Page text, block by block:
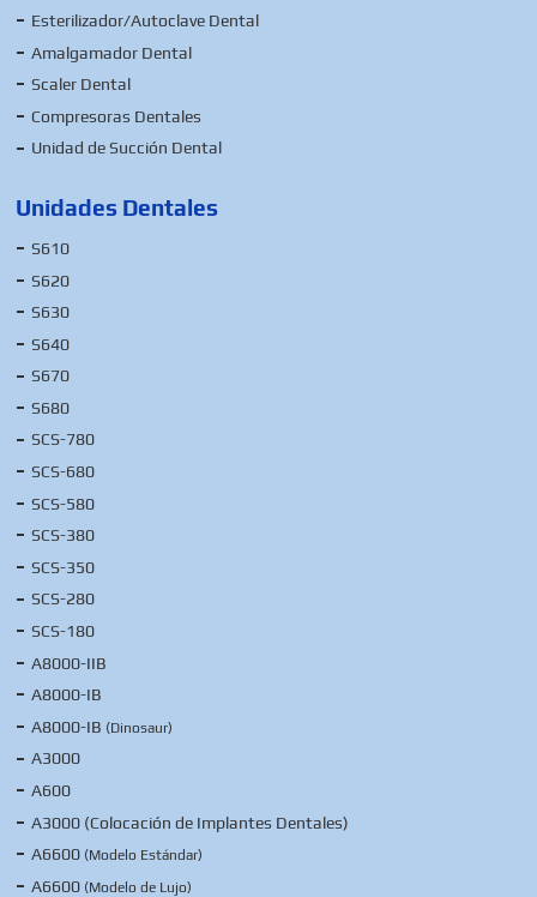
Esterilizador/Autoclave Dental
Amalgamador Dental
Scaler Dental
Compresoras Dentales
Unidad de Succión Dental
Unidades Dentales
S610
S620
S630
S640
S670
S680
SCS-780
SCS-680
SCS-580
SCS-380
SCS-350
SCS-280
SCS-180
A8000-IIB
A8000-IB
A8000-IB (Dinosaur)
A3000
A600
A3000 (Colocación de Implantes Dentales)
A6600 (Modelo Estándar)
A6600 (Modelo de Lujo)